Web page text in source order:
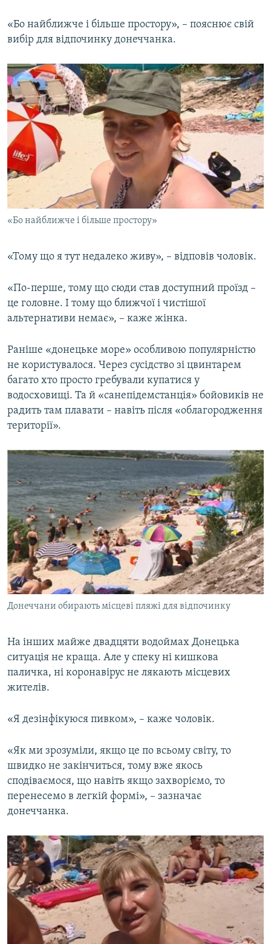
«Бо найближче і більше простору», – пояснює свій
вибір для відпочинку донеччанка.
«Бо найближче і більше простору»
«Тому що я тут недалеко живу», – відповів чоловік.
«По-перше, тому що сюди став доступний проїзд –
це головне. І тому що ближчої і чистішої
альтернативи немає», – каже жінка.
Раніше «донецьке море» особливою популярністю
не користувалося. Через сусідство зі цвинтарем
багато хто просто гребували купатися у
водосховищі. Та й «санепідемстанція» бойовиків не
радить там плавати – навіть після «облагородження
території».
Донеччани обирають місцеві пляжі для відпочинку
На інших майже двадцяти водоймах Донецька
ситуація не краща. Але у спеку ні кишкова
паличка, ні коронавірус не лякають місцевих
жителів.
«Я дезінфікуюся пивком», – каже чоловік.
«Як ми зрозуміли, якщо це по всьому світу, то
швидко не закінчиться, тому вже якось
сподіваємося, що навіть якщо захворіємо, то
перенесемо в легкій формі», – зазначає
донеччанка.